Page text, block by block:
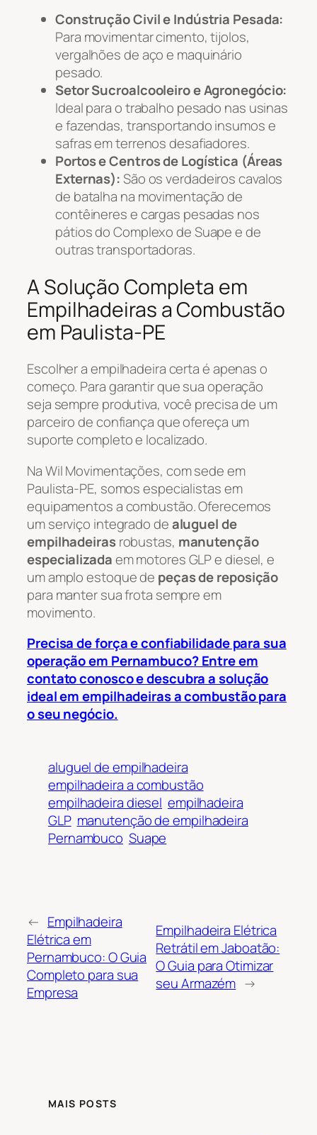
Construção Civil e Indústria Pesada:
Para movimentar cimento, tijolos,
vergalhões de aço e maquinário
pesado.
Setor Sucroalcooleiro e Agronegócio:
Ideal para o trabalho pesado nas usinas
e fazendas, transportando insumos e
safras em terrenos desafiadores.
Portos e Centros de Logística (Áreas
Externas):São os verdadeiros cavalos
de batalha na movimentação de
contêineres e cargas pesadas nos
pátios do Complexo de Suape e de
outras transportadoras.
A Solução Completa em
Empilhadeiras a Combustão
em Paulista-PE
Escolher a empilhadeira certa é apenas o
começo. Para garantir que sua operação
seja sempre produtiva, você precisa de um
parceiro de confiança que ofereça um
suporte completo e localizado.
Na Wil Movimentações, com sede em
Paulista-PE, somos especialistas em
equipamentos a combustão. Oferecemos
um serviço integrado dealuguel de
empilhadeirasrobustas, manutenção
especializadaem motores GLP e diesel, e
um amplo estoque de peças de reposição
para manter sua frota sempre em
movimento.
Precisa de força e confiabilidade para sua
operação em Pernambuco? Entre em
contato conosco e descubra a solução
ideal em empilhadeiras a combustão para
o seu negócio.
aluguel de empilhadeira
empilhadeira a combustão
empilhadeira diesel empilhadeira
GLP manutenção de empilhadeira
Pernambuco Suape
← Empilhadeira
Elétrica em
Pernambuco: O Guia
Completo para sua
Empresa
Empilhadeira Elétrica
Retrátil em Jaboatão:
O Guia para Otimizar
seu Armazém →
MAIS POSTS